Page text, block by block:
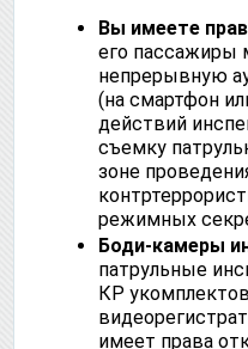
Вы имеете
его пассажиры
непрерывную
(на смартфон
действий
съемку
зоне
режимных
Боди-камеры
патрульные
КР
имеет права